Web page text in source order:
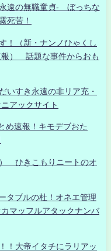
遠の無職童貞- ぼっちな
死苦！
！（新・ナンノひゃくし
報） 話題な事件からおも
いすき永遠の非リア充・
アックサイト
め速報！キモデブおた
ひきこもりニートのオ
タブルの杜！オネエ管理
マッフルアタックナンバ
！大帝イタチにラリアッ